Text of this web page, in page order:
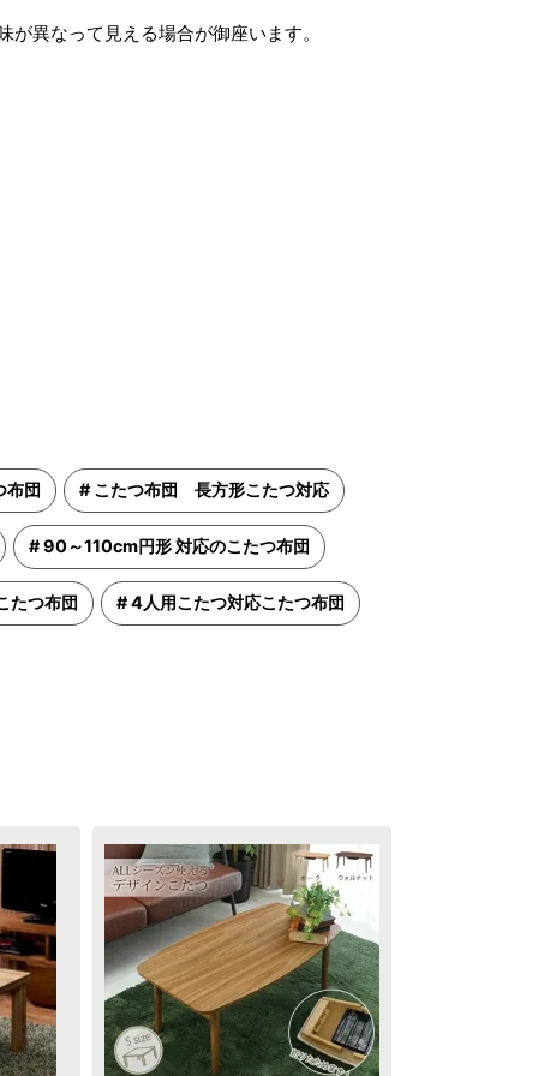
異なって見える場合が御座います。
布団 こたつ布団 長方形こたつ対応
90～110cm円形 対応のこたつ布団
たつ布団 4人用こたつ対応こたつ布団